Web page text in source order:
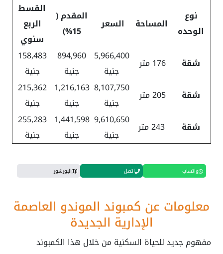
نوع
الوحده
المساحة السعر
المقدم (
15%)
القسط
الربع
سنوي
شقة
176 متر
5,966,400
جنية
894,960
جنية
158,483
جنية
شقة
205 متر
8,107,750
جنية
1,216,163
جنية
215,362
جنية
شقة
243 متر
9,610,650
جنية
1,441,598
جنية
255,283
جنية
واتساب اتصل البورشور
معلومات عن كمبوند الموندو العاصمة
الإدارية الجديدة
مفهوم جديد للحياة السكنية من خلال هذا الكمبوند